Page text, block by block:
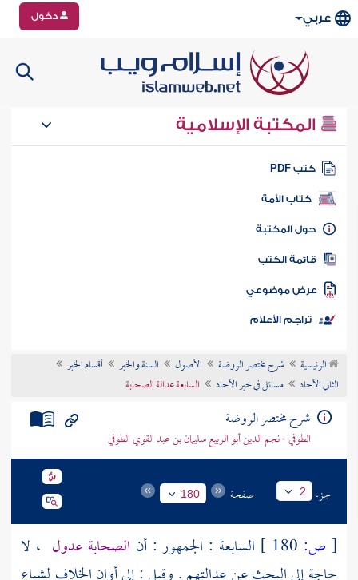
عربي دخول
المكتبة الإسلامية
كتب PDF
كتاب الأمة
المكتبة
الكتب
موضوعي
تراجم الأعلام
الرئيسية شرح مختصر الروضة الأصول السنة والخبر
أقسام الخبر
الثاني الآحاد
مسائل في خبر الآحاد السابعة عدالة الصحابة
شرح مختصر الروضة
الطوفي - نجم الدين أبو الربيع سليمان بن عبد القوي الطوفي
جزء 2 صفحة 180
[ ص: السابعة : الجمهور : أن الصحابة عدول ، لا